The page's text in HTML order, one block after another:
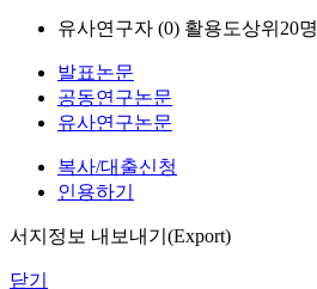
유사연구자 (0) 활용도상위20명
발표논문
공동연구논문
유사연구논문
복사/대출신청
인용하기
서지정보 내보내기(Export)
닫기